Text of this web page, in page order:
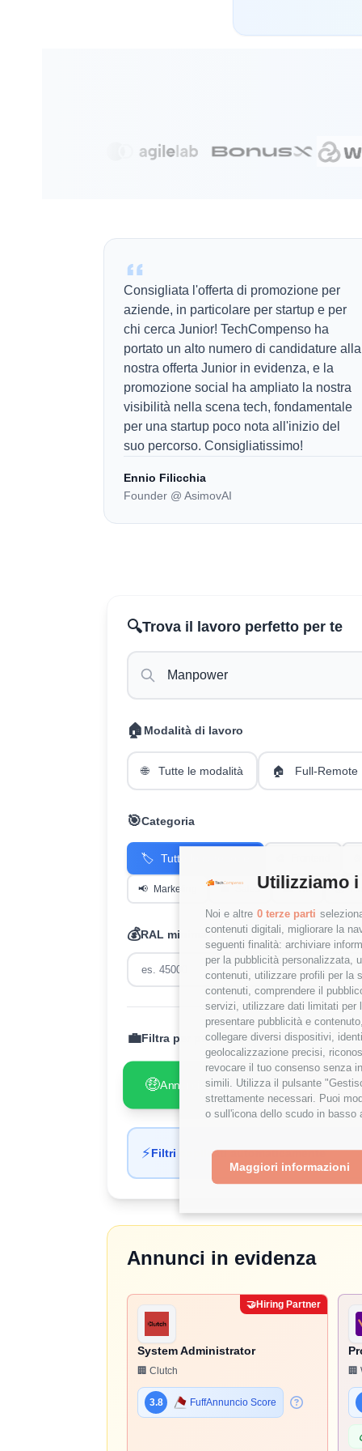
Utilizziamo
Noi e altre 0 terze parti
contenuti digitali, migliorare la
seguenti finalità: archiviare
per la pubblicità personalizzata,
contenuti, utilizzare profili per la
contenuti, comprendere il
servizi, utilizzare dati limitati per
presentare pubblicità e
collegare diversi dispositivi,
geolocalizzazione precisi,
revocare il tuo consenso senza
simili. Utilizza il pulsante
strettamente necessari. Puoi
o sull'icona dello scudo in basso
Maggiori informazioni
Consigliata l'offerta di promozione per
aziende, in particolare per startup e per
chi cerca Junior! TechCompenso ha
portato un alto numero di candidature alla
nostra offerta Junior in evidenza, e la
promozione social ha ampliato la nostra
visibilità nella scena tech, fondamentale
per una startup poco nota all'inizio del
suo percorso. Consigliatissimo!
Ennio Filicchia
Founder @ AsimovAI
🔍Trova il lavoro perfetto per te
🏠 Modalità di lavoro
🌐 Tutte le modalità 🏠 Full-Remote
🎯Categoria
🏷️ Tutte le categorie
📢 Marketing Sales 👥 HR 💰
💰RAL minima (€)
💼Filtra per presenza RAL:
🤑Annunci con RAL ✓ 😢
⚡Filtri applicati automaticamente
Annunci in evidenza
🤝Hiring Partner
System Administrator
🏢 Clutch
3.8 FuffAnnuncio Score
🏢